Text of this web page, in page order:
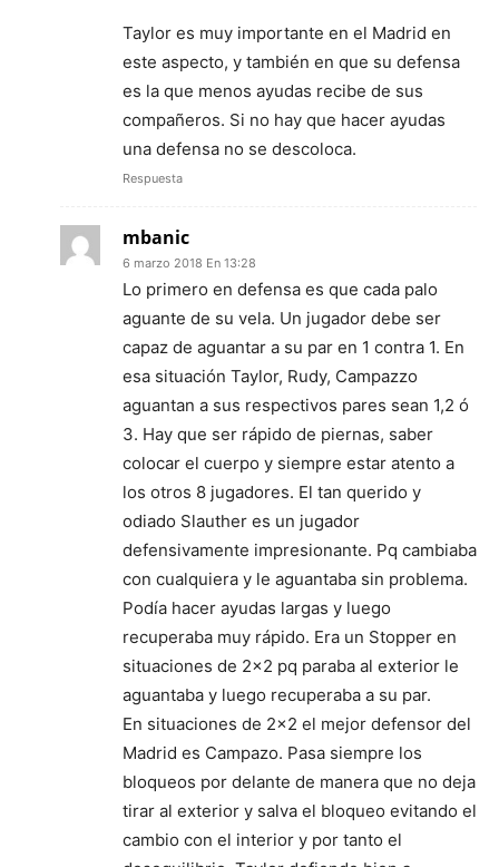
Taylor es muy importante en el Madrid en
este aspecto, y también en que su defensa
es la que menos ayudas recibe de sus
compañeros. Si no hay que hacer ayudas
una defensa no se descoloca.
Respuesta
mbanic
6 marzo 2018 En 13:28
Lo primero en defensa es que cada palo
aguante de su vela. Un jugador debe ser
capaz de aguantar a su par en 1 contra 1. En
esa situación Taylor, Rudy, Campazzo
aguantan a sus respectivos pares sean 1,2 ó
3. Hay que ser rápido de piernas, saber
colocar el cuerpo y siempre estar atento a
los otros 8 jugadores. El tan querido y
odiado Slauther es un jugador
defensivamente impresionante. Pq cambiaba
con cualquiera y le aguantaba sin problema.
Podía hacer ayudas largas y luego
recuperaba muy rápido. Era un Stopper en
situaciones de 2×2 pq paraba al exterior le
aguantaba y luego recuperaba a su par.
En situaciones de 2×2 el mejor defensor del
Madrid es Campazo. Pasa siempre los
bloqueos por delante de manera que no deja
tirar al exterior y salva el bloqueo evitando el
cambio con el interior y por tanto el